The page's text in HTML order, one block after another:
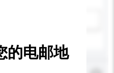
的电邮地